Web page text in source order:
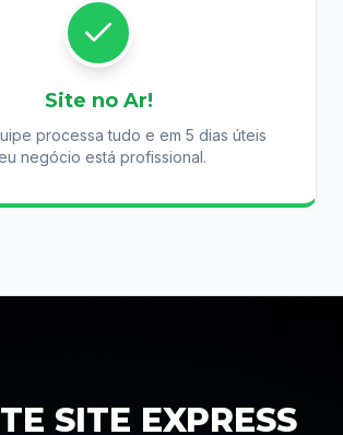
Site no Ar!
processa tudo e em 5 dias úteis
negócio está profissional.
SITE EXPRESS